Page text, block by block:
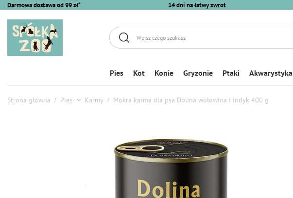
Darmowa dostawa od 99 zł* 14 dni na łatwy zwrot
Pies Kot Konie Gryzonie Ptaki Akwarystyka
Strona główna Pies Karmy Mokra karma dla psa Dolina wołowina i indyk 400 g